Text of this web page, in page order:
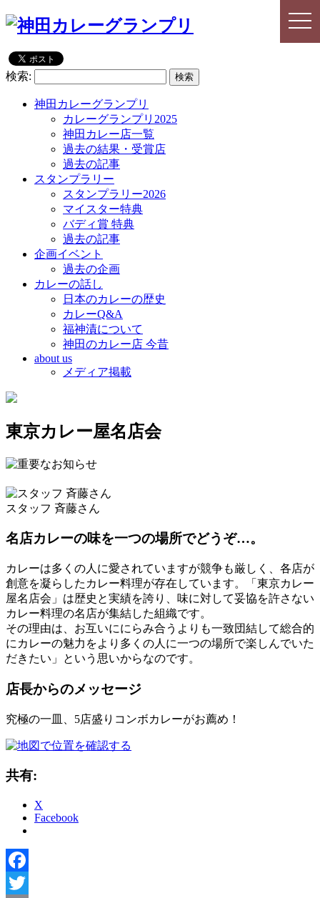
検索:
神田カレーグランプリ
カレーグランプリ2025
神田カレー店一覧
過去の結果・受賞店
過去の記事
スタンプラリー
スタンプラリー2026
マイスター特典
バディ賞 特典
過去の記事
企画イベント
過去の企画
カレーの話し
日本のカレーの歴史
カレーQ&A
福神漬について
神田のカレー店 今昔
about us
メディア掲載
東京カレー屋名店会
スタッフ 斉藤さん
名店カレーの味を一つの場所でどうぞ…。
カレーは多くの人に愛されていますが競争も厳しく、各店が
創意を凝らしたカレー料理が存在しています。「東京カレー
屋名店会」は歴史と実績を誇り、味に対して妥協を許さない
カレー料理の名店が集結した組織です。
その理由は、お互いににらみ合うよりも一致団結して総合的
にカレーの魅力をより多くの人に一つの場所で楽しんでいた
だきたい」という思いからなのです。
店長からのメッセージ
究極の一皿、5店盛りコンボカレーがお薦め！
共有:
X
Facebook
Facebook